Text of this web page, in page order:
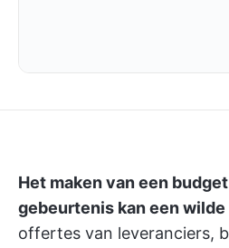
Het maken van een
gebeurtenis kan een
offertes van leveranciers,